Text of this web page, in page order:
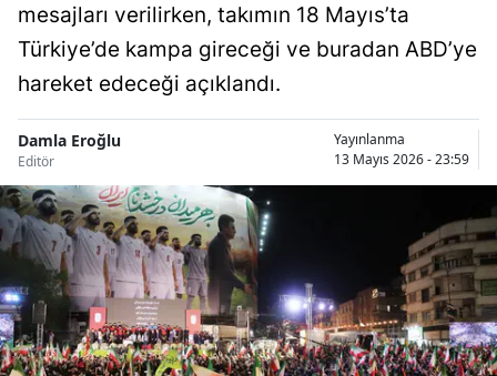
Bingöl
Bolu
Burdur
Çanakkale
Çankırı
Çorum
mesajları verilirken, takımın 18 Mayıs’ta
Türkiye’de kampa gireceği ve buradan ABD’ye
hareket edeceği açıklandı.
Damla Eroğlu
Editör
Yayınlanma
13 Mayıs 2026 - 23:59